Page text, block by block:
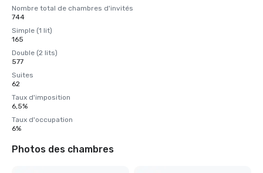
Nombre total de chambres d'invités
744
Simple (1 lit)
165
Double (2 lits)
577
Suites
62
Taux d'imposition
6,5%
Taux d'occupation
6%
Photos des chambres